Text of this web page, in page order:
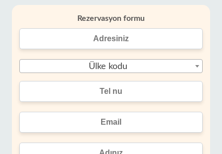
Rezervasyon formu
Ülke kodu